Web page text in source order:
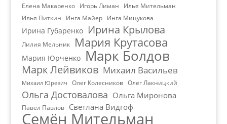
Елена Макаренко Игорь Лиман
Илья Мительман
Илья Питкин
Инга Майер Инга Мицукова
Ирина Губаренко Ирина Крылова
Лилия Мельник Мария Крутасова
Мария Юрченко Марк Болдов
Марк Лейвиков Михаил Васильев
Михаил Юревич Олег Колесников Олег Лакницкий
Ольга Достовалова Ольга Миронова
Павел Павлов Светлана Видгоф
Семён Мительман